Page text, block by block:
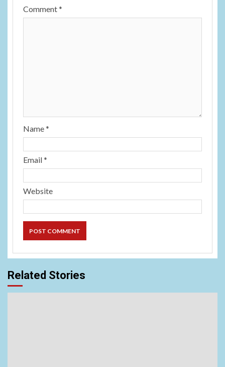
Comment*
Name*
Email*
Website
Related Stories